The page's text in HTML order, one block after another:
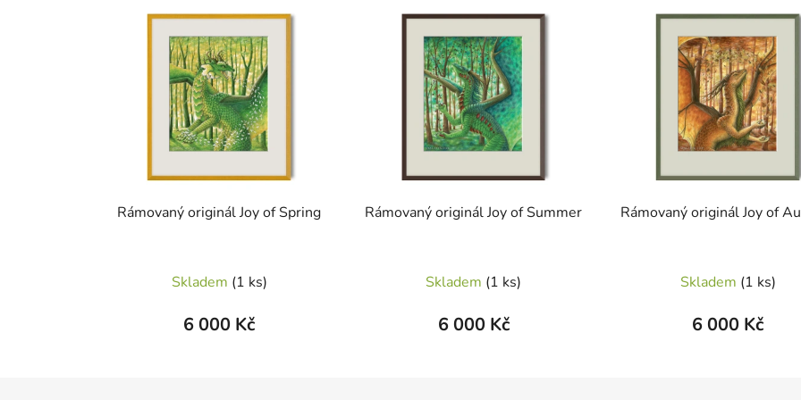
Rámovaný originál Joy of Spring
Skladem (1 ks)
6 000 Kč
Rámovaný originál Joy of Summer
Skladem (1 ks)
6 000 Kč
Rámovaný originál Joy of
Skladem (1 ks)
6 000 Kč